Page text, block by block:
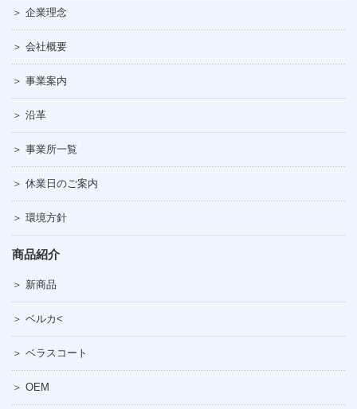
東京インターナショナル・ギフトショー春2017
日程：2017 2/8～10
場所：東京ビッグサイト
弊社出展スペース：西２－T３１－１０
＞ 企業理念
＞ 会社概要
＞ 事業案内
＞ 沿革
＞ 事業所一覧
＞ 休業日のご案内
＞ 環境方針
商品紹介
＞ 新商品
＞ ベルカ<
＞ ベラスコート
＞ OEM